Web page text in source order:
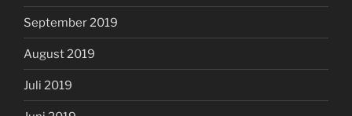
September 2019
August 2019
Juli 2019